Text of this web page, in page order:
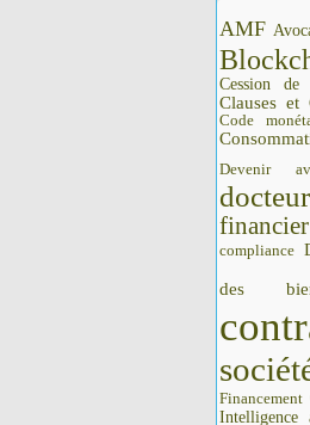
AMF
Cession de
Clauses et
Code
Devenir
docteur
financier
compliance
des
Financement